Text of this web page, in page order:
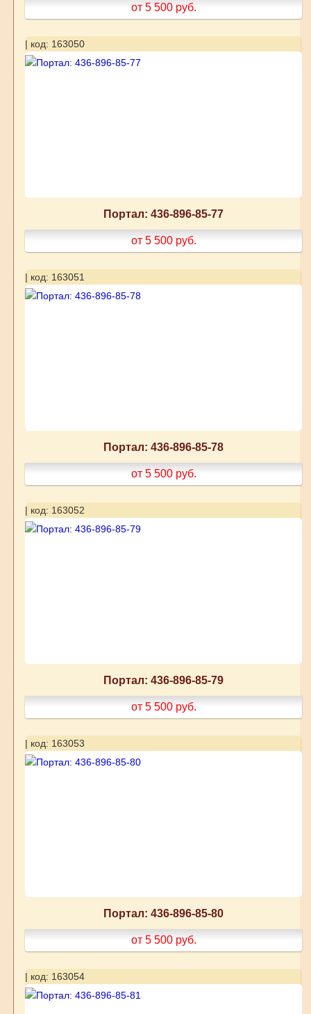
от 5 500 руб.
| код: 163050
Портал: 436-896-85-77
от 5 500 руб.
| код: 163051
Портал: 436-896-85-78
от 5 500 руб.
| код: 163052
Портал: 436-896-85-79
от 5 500 руб.
| код: 163053
Портал: 436-896-85-80
от 5 500 руб.
| код: 163054